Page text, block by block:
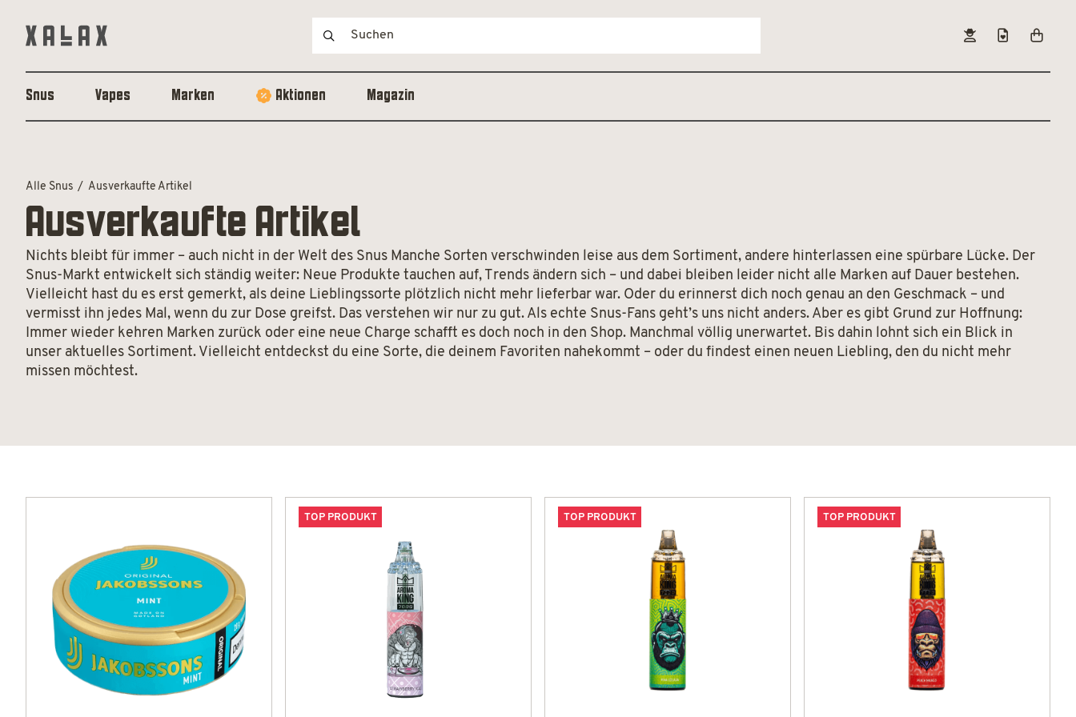
Snus Vapes Marken Aktionen Magazin
Alle Snus Ausverkaufte Artikel
Ausverkaufte Artikel
Nichts bleibt für immer – auch nicht in der Welt des Snus Manche Sorten verschwinden leise aus dem Sortiment, andere hinterlassen eine spürbare Lücke. Der
Snus-Markt entwickelt sich ständig weiter: Neue Produkte tauchen auf, Trends ändern sich – und dabei bleiben leider nicht alle Marken auf Dauer bestehen.
Vielleicht hast du es erst gemerkt, als deine Lieblingssorte plötzlich nicht mehr lieferbar war. Oder du erinnerst dich noch genau an den Geschmack – und
vermisst ihn jedes Mal, wenn du zur Dose greifst. Das verstehen wir nur zu gut. Als echte Snus-Fans geht’s uns nicht anders. Aber es gibt Grund zur Hoffnung:
Immer wieder kehren Marken zurück oder eine neue Charge schafft es doch noch in den Shop. Manchmal völlig unerwartet. Bis dahin lohnt sich ein Blick in
unser aktuelles Sortiment. Vielleicht entdeckst du eine Sorte, die deinem Favoriten nahekommt – oder du findest einen neuen Liebling, den du nicht mehr
missen möchtest.
TOP PRODUKT TOP PRODUKT TOP PRODUKT